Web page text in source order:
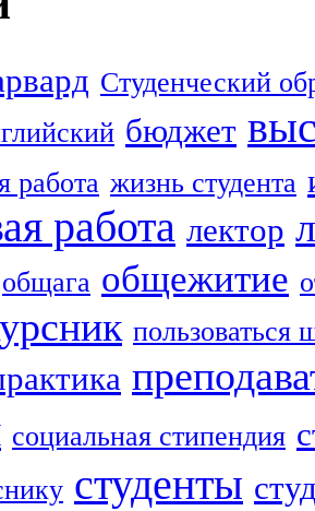
Студенческий
бюджет
работа жизнь студента
работа лектор
общага общежитие
пользоваться
социальная стипендия
студенты